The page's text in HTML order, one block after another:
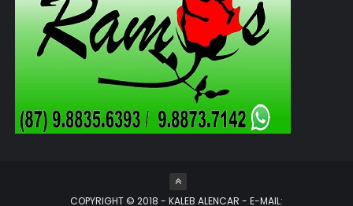
COPYRIGHT © 2018 - KALEB ALENCAR - E-MAIL: